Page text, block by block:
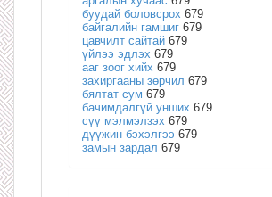
буудай боловсрох 679
байгалийн гамшиг 679
цавчилт сайтай 679
үйлээ эдлэх 679
ааг зоог хийх 679
захиргааны зөрчил 679
бялтат сум 679
бачимдалгүй унших 679
сүү мэлмэлзэх 679
дүүжин бэхэлгээ 679
замын зардал 679